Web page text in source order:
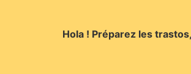
Hola ! Préparez les